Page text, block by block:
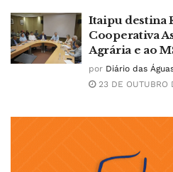
Itaipu destina
Cooperativa
Agrária e ao
por Diário das
23 DE OUTUBRO